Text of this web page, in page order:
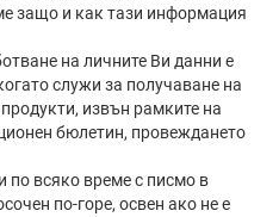
защо и как тази информация
на личните Ви данни е
служи за получаване на
извън рамките на
бюлетин, провеждането
по всяко време с писмо в
по-горе, освен ако не е